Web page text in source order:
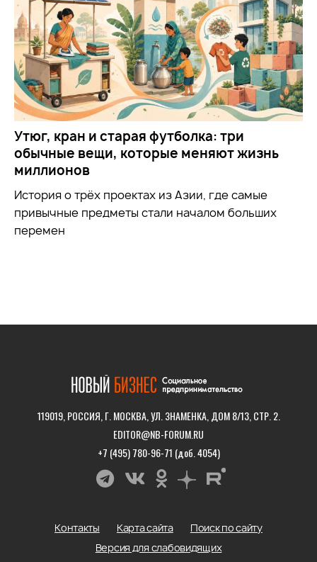
Утюг, кран и старая футболка: три
обычные вещи, которые меняют жизнь
миллионов
История о трёх проектах из Азии, где самые
привычные предметы стали началом больших
перемен
119019, РОССИЯ, Г. МОСКВА, УЛ. ЗНАМЕНКА, ДОМ 8/13, СТР. 2.
EDITOR@NB-FORUM.RU
+7 (495) 780-96-71 (доб. 4054)
Контакты Карта сайта
Поиск по сайту
Версия для слабовидящих